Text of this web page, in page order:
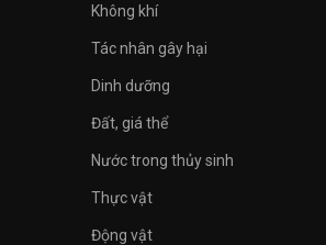
Không khí
Tác nhân gây hại
Dinh dưỡng
Đất, giá thể
Nước trong thủy sinh
Thực vật
Động vật